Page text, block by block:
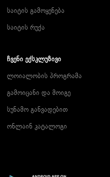
საიტის გამოყენება
საიტის რუქა
ᲩᲕᲔᲜᲘ ᲔᲥᲡᲙᲚᲣᲖᲘᲕᲘ
ლოიალობის პროგრამა
გამოიცანი და მოიგე
სუნამო განვადებით
ონლაინ კატალოგი